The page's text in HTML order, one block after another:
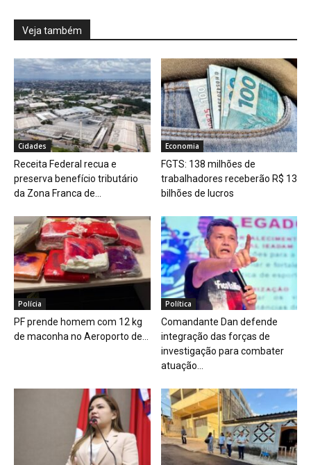
Veja também
Cidades
Receita Federal recua e
preserva benefício tributário
da Zona Franca de...
Economia
FGTS: 138 milhões de
trabalhadores receberão R$ 13
bilhões de lucros
Polícia
PF prende homem com 12 kg
de maconha no Aeroporto de...
Política
Comandante Dan defende
integração das forças de
investigação para combater
atuação...